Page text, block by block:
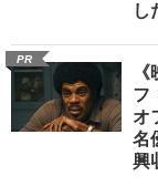
し
PR
フ
オ
名
興